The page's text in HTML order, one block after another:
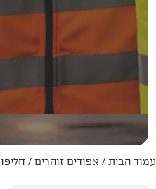
/ חליפות סערה ומעילים